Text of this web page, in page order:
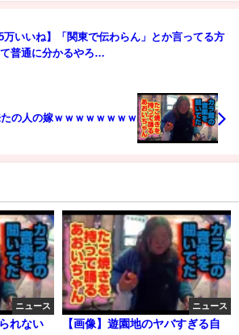
万いいね】「関東で伝わらん」とか言ってる方
普通に分かるやろ…
の人の嫁ｗｗｗｗｗｗｗｗ
ニュース
れない
ニュース
【画像】遊園地のヤバすぎる自